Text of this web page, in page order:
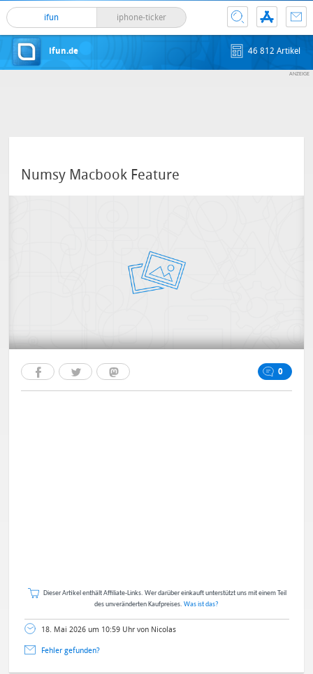
ifun iphone-ticker
ifun.de 46 812 Artikel
Numsy Macbook Feature
0
Dieser Artikel enthält Affiliate-Links. Wer darüber einkauft unterstützt uns mit einem Teil
des unveränderten Kaufpreises. Was ist das?
18. Mai 2026 um 10:59 Uhr von Nicolas
Fehler gefunden?